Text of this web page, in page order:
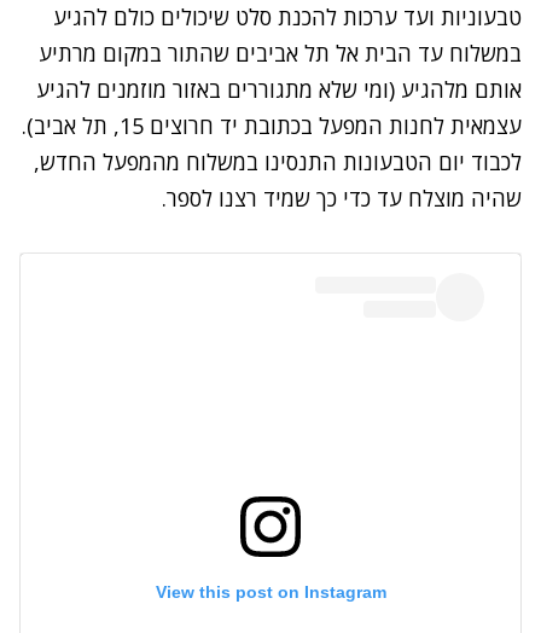
טבעוניות ועד ערכות להכנת סלט שיכולים כולם להגיע
במשלוח עד הבית אל תל אביבים שהתור במקום מרתיע
אותם מלהגיע (ומי שלא מתגוררים באזור מוזמנים להגיע
עצמאית לחנות המפעל בכתובת יד חרוצים 15, תל אביב).
לכבוד יום הטבעונות התנסינו במשלוח מהמפעל החדש,
שהיה מוצלח עד כדי כך שמיד רצנו לספר.
View this post on Instagram